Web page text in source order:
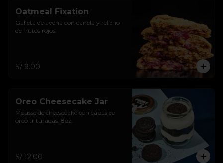
Oatmeal Fixation
Galleta de avena con canela y relleno
de frutos rojos.
S/ 9.00
Oreo Cheesecake Jar
Mousse de cheesecake con capas de
oreo trituradas. 8oz.
S/ 12.00